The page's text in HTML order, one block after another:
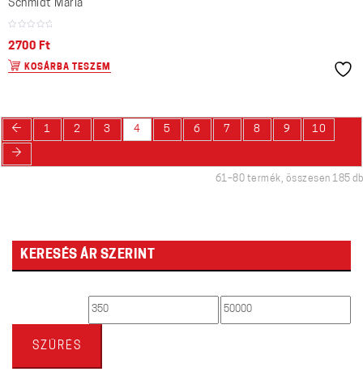
Schmidt Mária
2700 Ft
KOSÁRBA TESZEM
← 1 2 3 4 5 6 7 8 9 10
→
61–80 termék, összesen 185 db
KERESÉS ÁR SZERINT
Min Max
SZŰRÉS